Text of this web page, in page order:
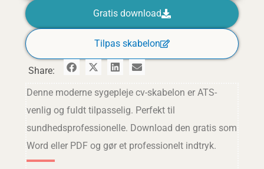
Gratis download
Tilpas skabelon
Share:
Denne moderne sygepleje cv-skabelon er ATS-
venlig og fuldt tilpasselig. Perfekt til
sundhedsprofessionelle. Download den gratis som
Word eller PDF og gør et professionelt indtryk.